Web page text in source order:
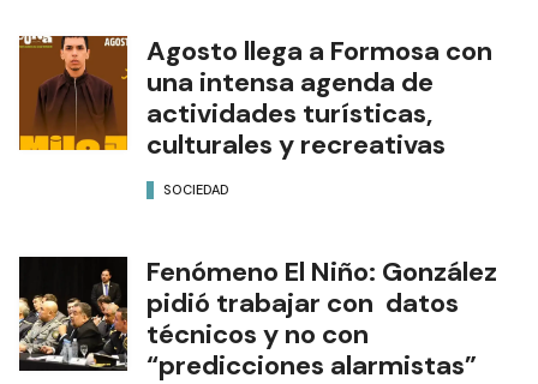
Agosto llega a Formosa con
una intensa agenda de
actividades turísticas,
culturales y recreativas
SOCIEDAD
Fenómeno El Niño: González
pidió trabajar con datos
técnicos y no con
“predicciones alarmistas”